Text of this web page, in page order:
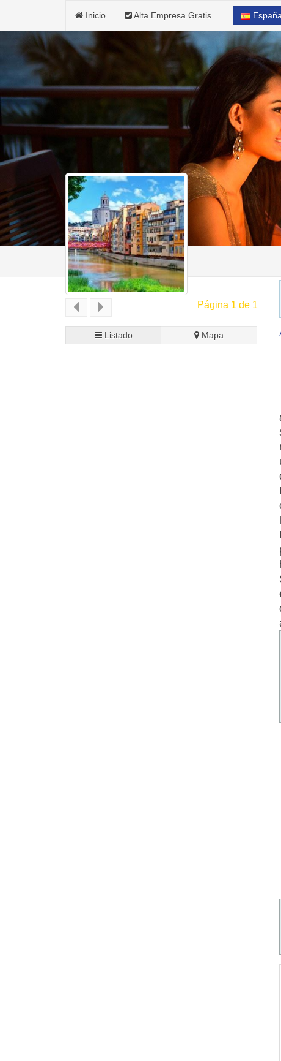
Inicio Alta Empresa Gratis España
Página 1 de 1
Listado Mapa